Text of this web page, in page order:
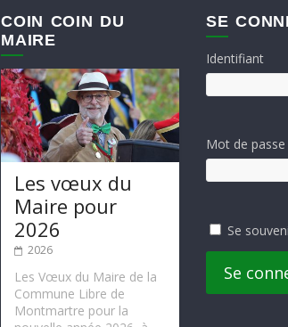
COIN COIN DU
MAIRE
Les vœux du
Maire pour
2026
2026
Les Vœux du Maire de la
Commune Libre de
Montmartre pour la
SE
Identifiant
Mot de passe
Se
Se